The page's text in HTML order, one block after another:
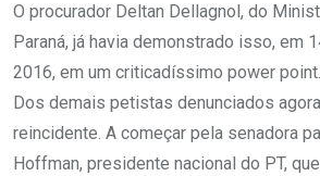
O procurador Deltan Dellagnol, do
Paraná, já havia demonstrado isso, em
2016, em um criticadíssimo power point.
Dos demais petistas denunciados
reincidente. A começar pela senadora
Hoffman, presidente nacional do PT,